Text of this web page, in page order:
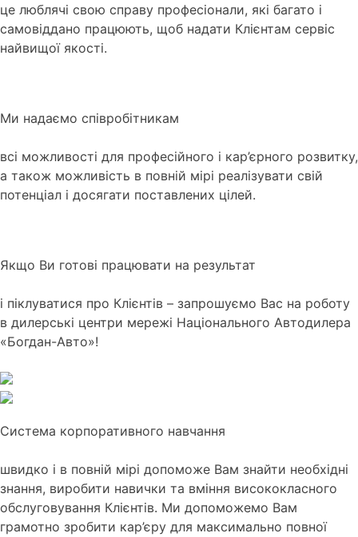
це люблячі свою справу професіонали, які багато і
самовіддано працюють, щоб надати Клієнтам сервіс
найвищої якості.
Ми надаємо співробітникам
всі можливості для професійного і кар’єрного розвитку,
а також можливість в повній мірі реалізувати свій
потенціал і досягати поставлених цілей.
Якщо Ви готові працювати на результат
і піклуватися про Клієнтів – запрошуємо Вас на роботу
в дилерські центри мережі Національного Автодилера
«Богдан-Авто»!
Система корпоративного навчання
швидко і в повній мірі допоможе Вам знайти необхідні
знання, виробити навички та вміння висококласного
обслуговування Клієнтів. Ми допоможемо Вам
грамотно зробити кар’єру для максимально повної